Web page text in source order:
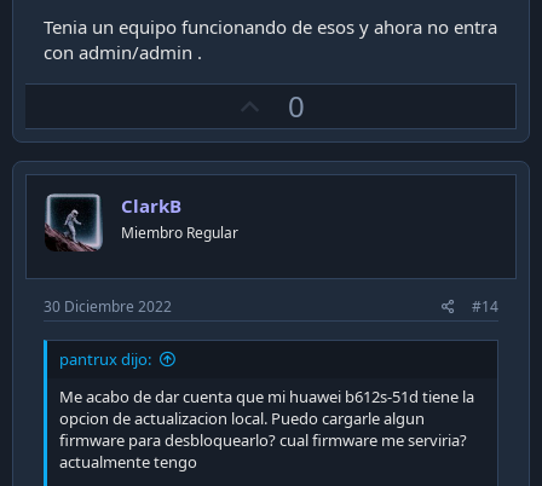
Tenia un equipo funcionando de esos y ahora no entra
con admin/admin .
p
v
0
ClarkB
Miembro Regular
30 Diciembre 2022 #14
pantrux dijo:
Me acabo de dar cuenta que mi huawei b612s-51d tiene la
opcion de actualizacion local. Puedo cargarle algun
firmware para desbloquearlo? cual firmware me serviria?
actualmente tengo